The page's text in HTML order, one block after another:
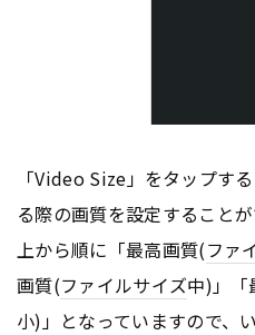
「Video Size」をタップす
る際の画質を設定することが
上から順に「最高画質(ファ
画質(ファイルサイズ中)」「
小)」となっていますので、